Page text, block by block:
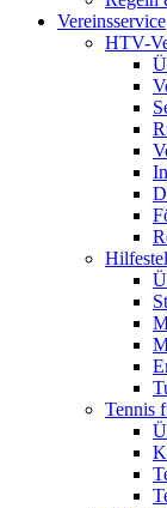
Vereinsservice
HTV-
Tennis